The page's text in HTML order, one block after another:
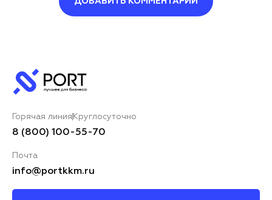
Ваш комментарий*
Горячая линия Круглосуточно
8 (800) 100-55-70
Почта
info@portkkm.ru